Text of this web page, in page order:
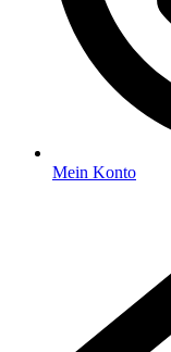
Mein Konto